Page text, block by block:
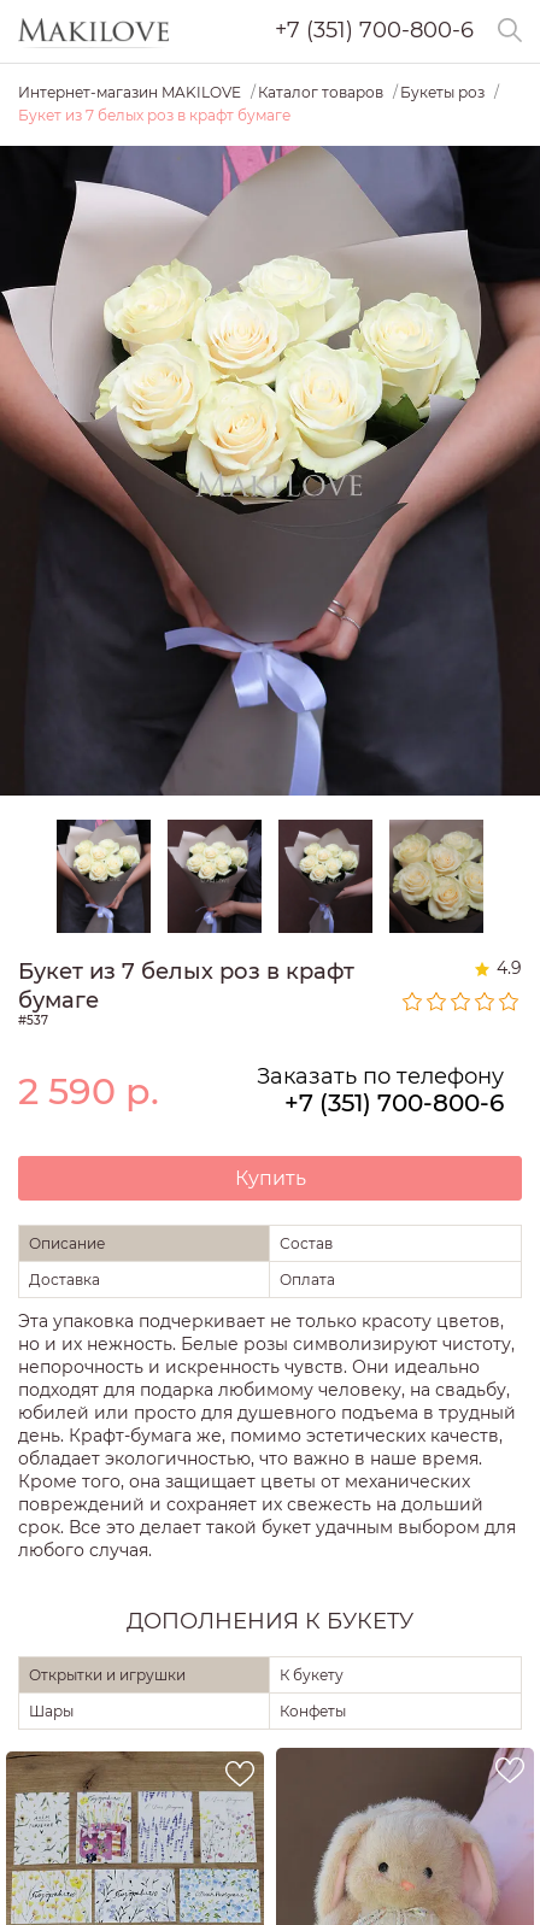
+7 (351) 700-800-6
Интернет-магазин MAKILOVE Каталог товаров
Букеты роз
Букет из 7 белых роз в крафт бумаге
Букет из 7 белых роз в крафт
бумаге
4.9
#537
2 590 р. Заказать по телефону
+7 (351) 700-800-6
Купить
Описание
Состав
Доставка
Оплата
Эта упаковка подчеркивает не только красоту цветов,
но и их нежность. Белые розы символизируют чистоту,
непорочность и искренность чувств. Они идеально
подходят для подарка любимому человеку, на свадьбу,
юбилей или просто для душевного подъема в трудный
день. Крафт-бумага же, помимо эстетических качеств,
обладает экологичностью, что важно в наше время.
Кроме того, она защищает цветы от механических
повреждений и сохраняет их свежесть на дольший
срок. Все это делает такой букет удачным выбором для
любого случая.
ДОПОЛНЕНИЯ К БУКЕТУ
Открытки и игрушки
К букету
Шары
Конфеты